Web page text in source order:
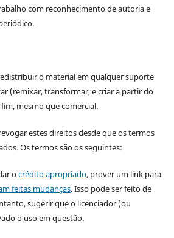
com reconhecimento de autoria e
o material em qualquer suporte
(remixar, transformar, e criar a partir do
mesmo que comercial.
estes direitos desde que os termos
Os termos são os seguintes:
ocrédito apropriado, prover um link para
feitas mudanças. Isso pode ser feito de
sugerir que o licenciador (ou
o uso em questão.